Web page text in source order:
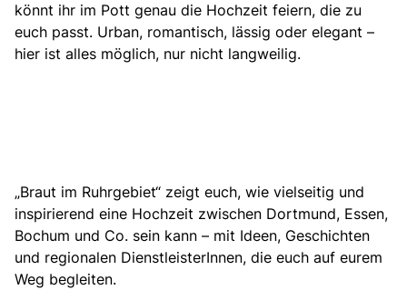
könnt ihr im Pott genau die Hochzeit feiern, die zu
euch passt. Urban, romantisch, lässig oder elegant –
hier ist alles möglich, nur nicht langweilig.
„Braut im Ruhrgebiet“ zeigt euch, wie vielseitig und
inspirierend eine Hochzeit zwischen Dortmund, Essen,
Bochum und Co. sein kann – mit Ideen, Geschichten
und regionalen DienstleisterInnen, die euch auf eurem
Weg begleiten.